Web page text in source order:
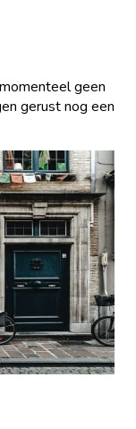
geen
gerust nog een